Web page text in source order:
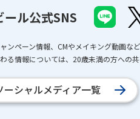
ール公式SNS
ンペーン情報、CMやメイキング動画な
る情報については、20歳未満の方への共
ーシャルメディア一覧